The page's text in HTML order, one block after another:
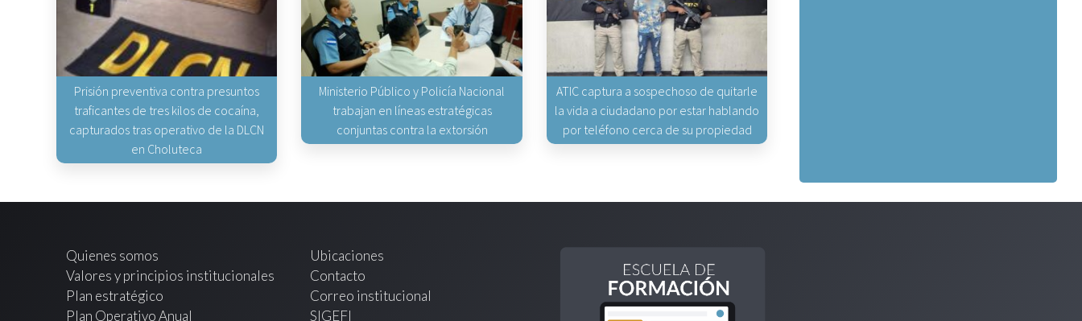
Prisión preventiva contra presuntos
traficantes de tres kilos de cocaína,
capturados tras operativo de la DLCN
en Choluteca
Ministerio Público y Policía Nacional
trabajan en líneas estratégicas
conjuntas contra la extorsión
ATIC captura a sospechoso de quitarle
la vida a ciudadano por estar hablando
por teléfono cerca de su propiedad
Quienes somos
Valores y principios institucionales
Plan estratégico
Plan Operativo Anual
Ubicaciones
Contacto
Correo institucional
SIGEFI